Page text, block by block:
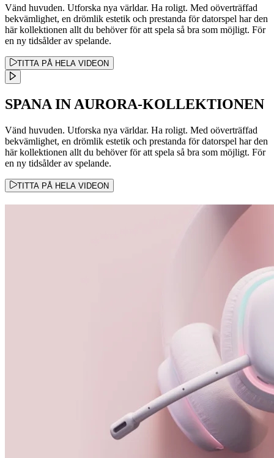
Vänd huvuden. Utforska nya världar. Ha roligt. Med oöverträffad
bekvämlighet, en drömlik estetik och prestanda för datorspel har den
här kollektionen allt du behöver för att spela så bra som möjligt. För
en ny tidsålder av spelande.
TITTA PÅ HELA VIDEON
SPANA IN AURORA-KOLLEKTIONEN
Vänd huvuden. Utforska nya världar. Ha roligt. Med oöverträffad
bekvämlighet, en drömlik estetik och prestanda för datorspel har den
här kollektionen allt du behöver för att spela så bra som möjligt. För
en ny tidsålder av spelande.
TITTA PÅ HELA VIDEON